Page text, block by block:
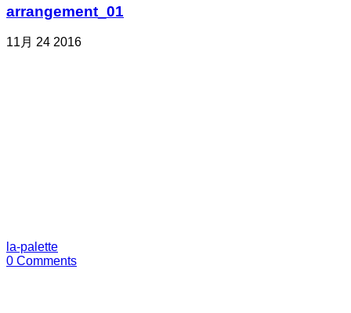
arrangement_01
11月 24 2016
la-palette
0 Comments